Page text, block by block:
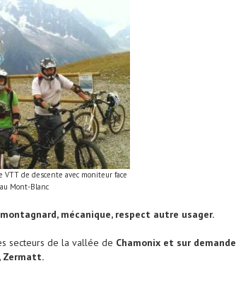
VTT de descente avec moniteur face
au Mont-Blanc
mécanique, respect autre usager.
secteurs de la vallée de Chamonix et sur demande
Zermatt.